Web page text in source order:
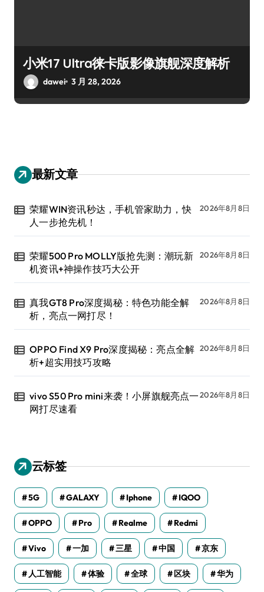
小米17 Ultra徕卡版影像旗舰深度解析
dawei 3 月 28, 2026
最新文章
荣耀WIN资讯秒达，手机管家助力，快
人一步抢先机！
2026年8月8日
荣耀500 Pro MOLLY版抢先测：潮玩新
机资讯+神操作技巧大公开
2026年8月8日
真我GT8 Pro深度揭秘：特色功能全解
析，亮点一网打尽！
2026年8月8日
OPPO Find X9 Pro深度揭秘：亮点全解
析+超实用技巧攻略
2026年8月8日
vivo S50 Pro mini来袭！小屏旗舰亮点一
网打尽速看
2026年8月8日
云标签
5G GALAXY Iphone IQOO
OPPO Pro Realme Redmi
Vivo 一加 三星 中国 京东
人工智能 体验 全球 区块 华为